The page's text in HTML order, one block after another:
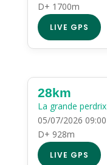
D+ 1700m
LIVE GPS
28km
La grande perdrix
05/07/2026 09:00
D+ 928m
LIVE GPS